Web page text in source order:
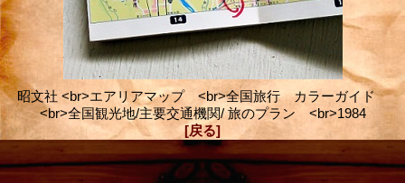
昭文社 <br>エアリアマップ <br>全国旅行 カラーガイド
<br>全国観光地/主要交通機関/ 旅のプラン <br>1984
[戻る]